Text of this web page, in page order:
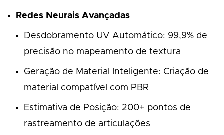
Redes Neurais Avançadas
Desdobramento UV Automático: 99,9% de
precisão no mapeamento de textura
Geração de Material Inteligente: Criação de
material compatível com PBR
Estimativa de Posição: 200+ pontos de
rastreamento de articulações